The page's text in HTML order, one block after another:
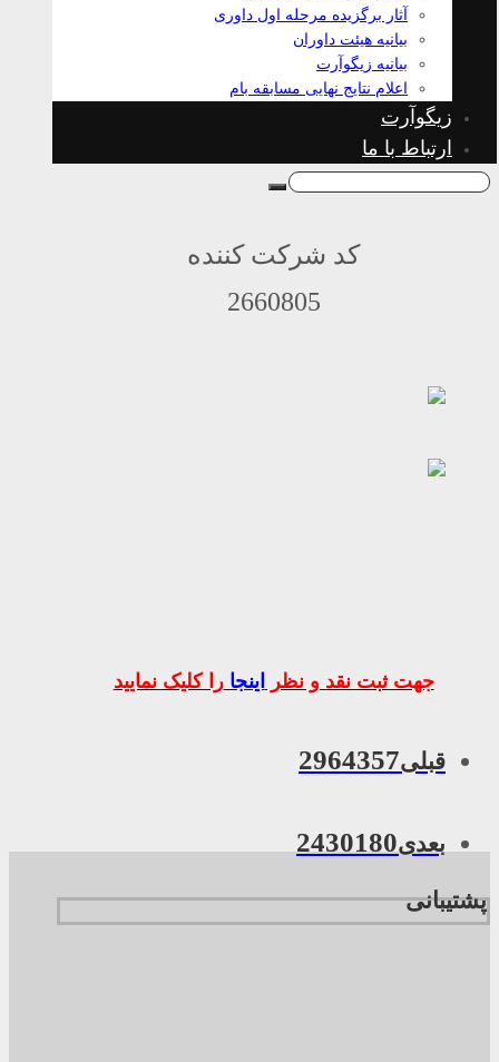
آثار برگزیده مرحله اول داوری
بیانیه هیئت داوران
بیانیه زیگوآرت
اعلام نتایج نهایی مسابقه بام
زیگوآرت
ارتباط با ما
کد شرکت کننده
2660805
جهت ثبت نقد و نظر اینجارا کلیک نمایید
قبلی2964357
بعدی2430180
پشتیبانی